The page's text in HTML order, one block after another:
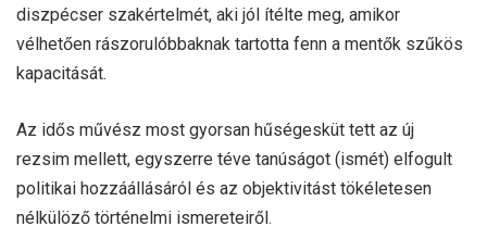
diszpécser szakértelmét, aki jól ítélte meg, amikor
vélhetően rászorulóbbaknak tartotta fenn a mentők szűkös
kapacitását.
Az idős művész most gyorsan hűségesküt tett az új
rezsim mellett, egyszerre téve tanúságot (ismét) elfogult
politikai hozzáállásáról és az objektivitást tökéletesen
nélkülöző történelmi ismereteiről.